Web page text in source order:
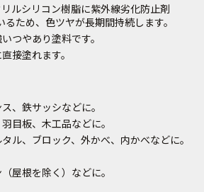
ルシリコン樹脂に紫外線劣化防止剤
ため、色ツヤが長期間持続します。
つやあり塗料です。
接塗れます。
、鉄サッシなどに。
目板、木工品などに。
ル、ブロック、外かべ、内かべなどに。
屋根を除く）などに。